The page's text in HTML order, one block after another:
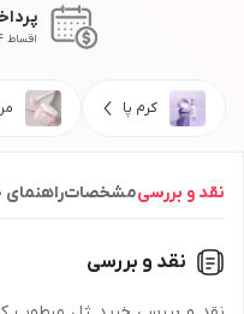
اقساط 4 ماهه با اسنپ پی
کرم پا
نقد و بررسیمشخصاتراهنمای
نقد و بررسی